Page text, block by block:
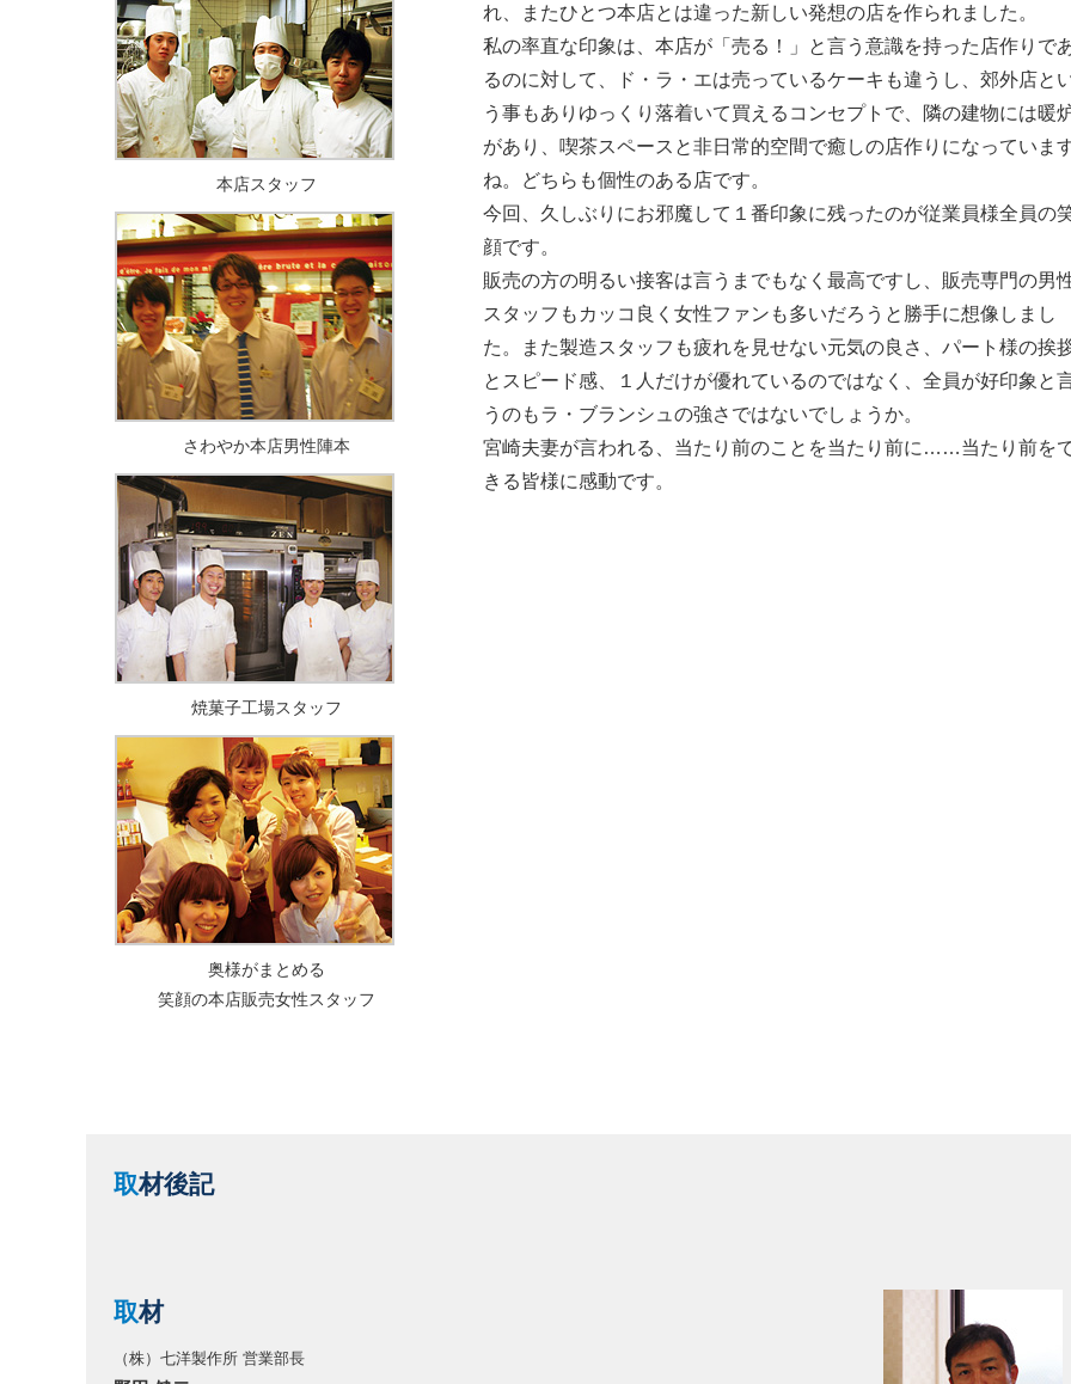
本店スタッフ
さわやか本店男性陣本
焼菓子工場スタッフ
奥様がまとめる
笑顔の本店販売女性スタッフ
れ、またひとつ本店とは違った新しい発想の店を作られました。
私の率直な印象は、本店が「売る！」と言う意識を持った店作りで
るのに対して、ド・ラ・エは売っているケーキも違うし、郊外店と
う事もありゆっくり落着いて買えるコンセプトで、隣の建物には暖
があり、喫茶スペースと非日常的空間で癒しの店作りになっていま
ね。どちらも個性のある店です。
今回、久しぶりにお邪魔して１番印象に残ったのが従業員様全員の
顔です。
販売の方の明るい接客は言うまでもなく最高ですし、販売専門の男
スタッフもカッコ良く女性ファンも多いだろうと勝手に想像しまし
た。また製造スタッフも疲れを見せない元気の良さ、パート様の挨
とスピード感、１人だけが優れているのではなく、全員が好印象と
うのもラ・ブランシュの強さではないでしょうか。
宮崎夫妻が言われる、当たり前のことを当たり前に……当たり前を
きる皆様に感動です。
取材後記
取材
（株）七洋製作所 営業部長